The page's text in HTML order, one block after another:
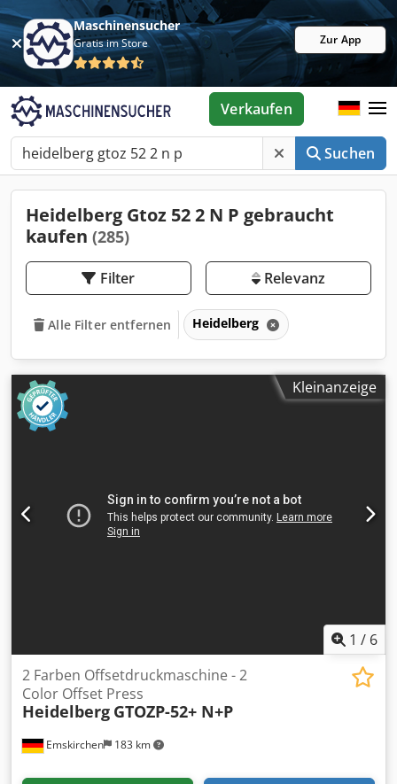
Maschinensucher
Gratis im Store Zur App
Suchen
Verkaufen
Heidelberg Gtoz 52 2 N P gebraucht
kaufen (285)
Filter Relevanz
Alle Filter entfernen Heidelberg
Kleinanzeige
1 / 6
Emskirchen 183 km
2 Farben Offsetdruckmaschine - 2
Color Offset Press
Heidelberg GTOZP-52+ N+P